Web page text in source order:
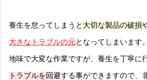
養生を怠ってしまうと 大切な製品の破損
大きなトラブルの元となってしまいます。
地味で大変な作業ですが、養生を丁寧に
トラブルを回避する事ができますので、